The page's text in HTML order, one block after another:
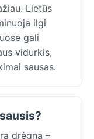
Lietūs
ilgi
gali
vidurkis,
sausas.
drėgna –